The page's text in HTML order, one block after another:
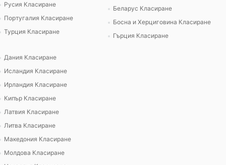
Русия Класиране
Португалия Класиране
Турция Класиране
Беларус Класиране
Босна и Херциговина Класиране
Гърция Класиране
Дания Класиране
Исландия Класиране
Ирландия Класиране
Кипър Класиране
Латвия Класиране
Литва Класиране
Македония Класиране
Молдова Класиране